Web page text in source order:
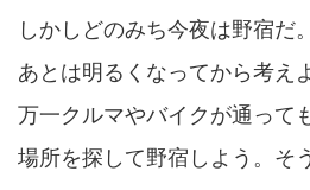
しかしどのみち今夜は野宿だ
あとは明るくなってから考え
万一クルマやバイクが通って
場所を探して野宿しよう。そ